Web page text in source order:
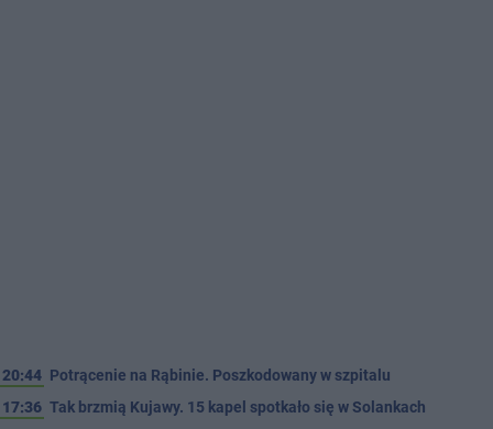
20:44 Potrącenie na Rąbinie. Poszkodowany w szpitalu
17:36 Tak brzmią Kujawy. 15 kapel spotkało się w Solankach